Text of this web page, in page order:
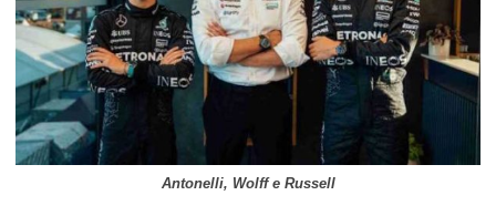
Antonelli, Wolff e Russell